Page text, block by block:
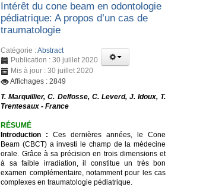
Intérêt du cone beam en odontologie
pédiatrique: A propos d’un cas de
traumatologie
Catégorie :Abstract
Publication : 30 juillet 2020
Mis à jour : 30 juillet 2020
Affichages : 2849
T. Marquillier, C. Delfosse, C. Leverd, J. Idoux, T.
Trentesaux - France
RÉSUMÉ
Introduction : Ces dernières années, le Cone
Beam (CBCT) a investi le champ de la médecine
orale. Grâce à sa précision en trois dimensions et
à sa faible irradiation, il constitue un très bon
examen complémentaire, notamment pour les cas
complexes en traumatologie pédiatrique.